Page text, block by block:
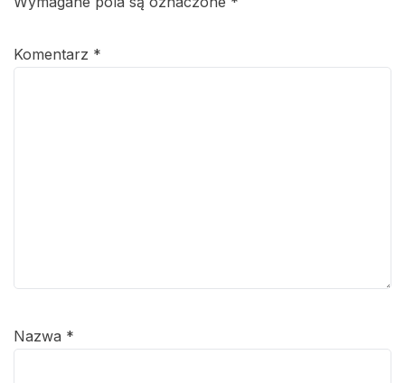
Komentarz *
Nazwa *